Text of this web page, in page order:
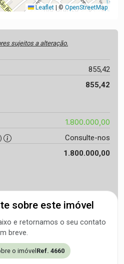
Leaflet | ©OpenStreetMap
sujeitos a alteração.
855,42
855,42
1.800.000,00
Consulte-nos
1.800.000,00
sobre este imóvel
e retornamos o seu contato
breve.
o imóvelRef. 4660